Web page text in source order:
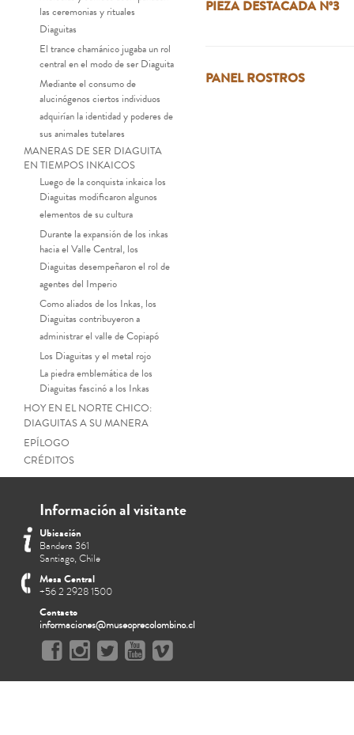
las ceremonias y rituales
Diaguitas
El trance chamánico jugaba un rol
central en el modo de ser Diaguita
Mediante el consumo de
alucinógenos ciertos individuos
adquirían la identidad y poderes de
sus animales tutelares
MANERAS DE SER DIAGUITA
EN TIEMPOS INKAICOS
Luego de la conquista inkaica los
Diaguitas modificaron algunos
elementos de su cultura
Durante la expansión de los inkas
hacia el Valle Central, los
Diaguitas desempeñaron el rol de
agentes del Imperio
Como aliados de los Inkas, los
Diaguitas contribuyeron a
administrar el valle de Copiapó
Los Diaguitas y el metal rojo
La piedra emblemática de los
Diaguitas fascinó a los Inkas
HOY EN EL NORTE CHICO:
DIAGUITAS A SU MANERA
EPÍLOGO
CRÉDITOS
PIEZA DESTACADA Nº3
PANEL ROSTROS
Información al visitante
Ubicación
Bandera 361
Santiago, Chile
Mesa Central
+56 2 2928 1500
Contacto
informaciones@museoprecolombino.cl